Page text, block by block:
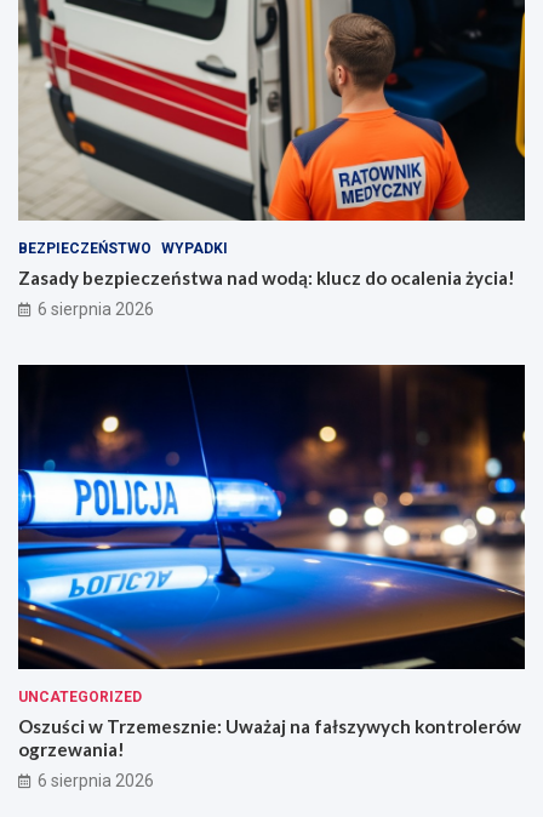
BEZPIECZEŃSTWO WYPADKI
Zasady bezpieczeństwa nad wodą: klucz do ocalenia życia!
6 sierpnia 2026
UNCATEGORIZED
Oszuści w Trzemesznie: Uważaj na fałszywych kontrolerów
ogrzewania!
6 sierpnia 2026